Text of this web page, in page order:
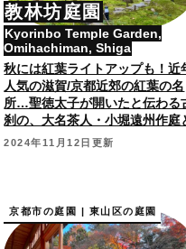
教林坊庭園
Kyorinbo Temple Garden,
Omihachiman, Shiga
秋には紅葉ライトアップも！近
人気の滋賀/京都近郊の紅葉の名
所…聖徳太子が開いたと伝わる
刹の、大名茶人・小堀遠州作庭
伝わる文化財庭園。
2024年11月12日更新
京都市の庭園 | 東山区の庭園